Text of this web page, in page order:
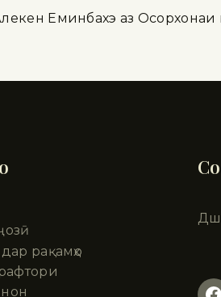
Еминбахэ аз
рақамҳо